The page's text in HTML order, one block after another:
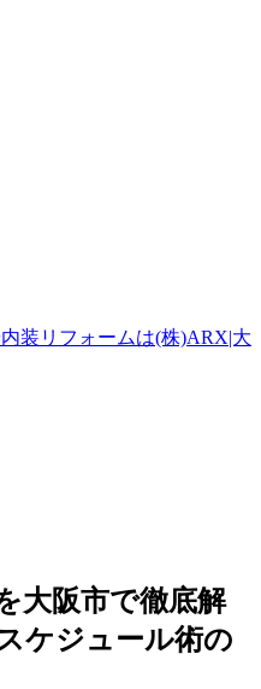
大阪市で徹底解
ケジュール術の